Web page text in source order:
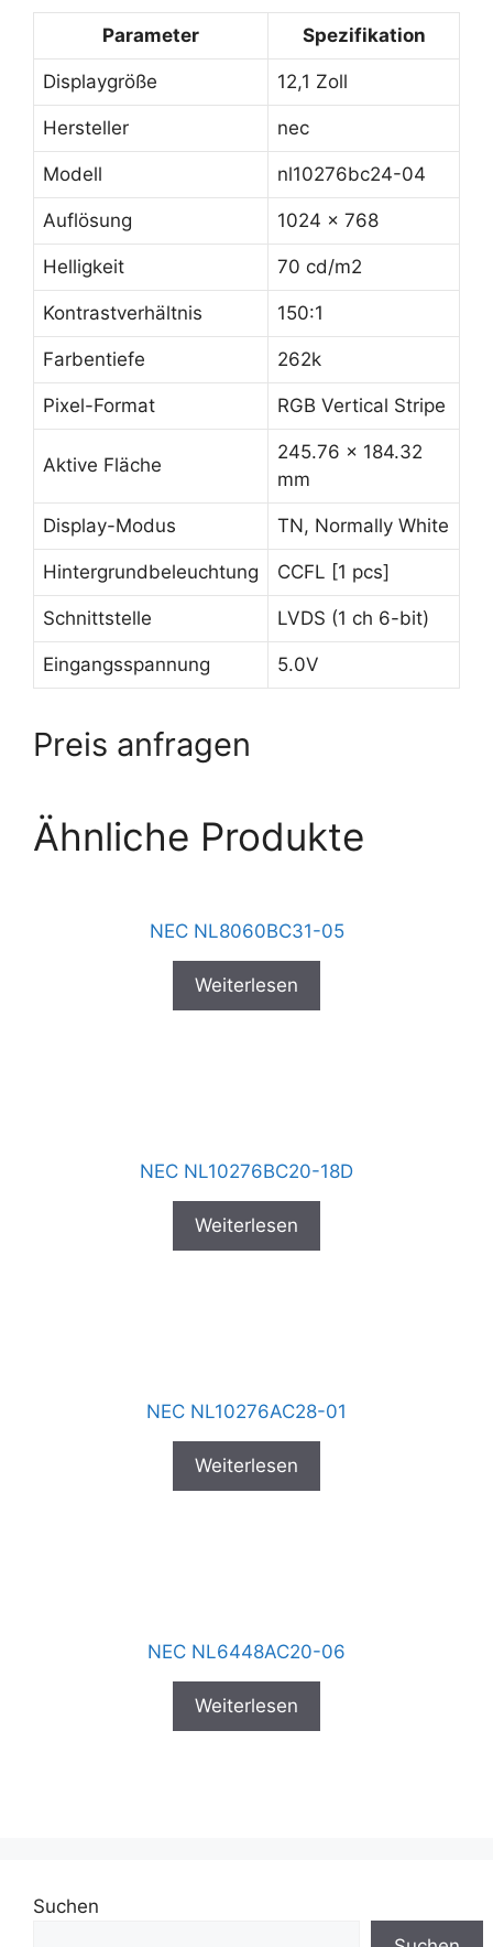
Parameter Spezifikation
Displaygröße 12,1 Zoll
Hersteller nec
Modell nl10276bc24-04
Auflösung 1024 x 768
Helligkeit 70 cd/m2
Kontrastverhältnis 150:1
Farbentiefe 262k
Pixel-Format RGB Vertical Stripe
Aktive Fläche
245.76 x 184.32
mm
Display-Modus TN, Normally White
Hintergrundbeleuchtung CCFL [1 pcs]
Schnittstelle LVDS (1 ch 6-bit)
Eingangsspannung 5.0V
Preis anfragen
Ähnliche Produkte
NEC NL8060BC31-05
Weiterlesen
NEC NL10276BC20-18D
Weiterlesen
NEC NL10276AC28-01
Weiterlesen
NEC NL6448AC20-06
Weiterlesen
Suchen